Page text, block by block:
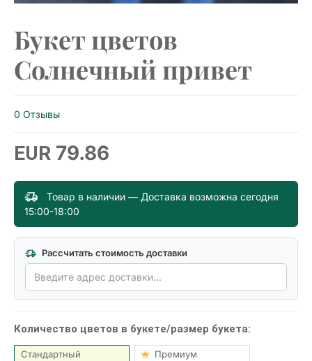
Букет цветов
Солнечный привет
0 Отзывы
EUR 79.86
Товар в наличии — Доставка возможна сегодня
15:00-18:00
Рассчитать стоимость доставки
Количество цветов в букетe/размер букета:
Стандартный Премиум